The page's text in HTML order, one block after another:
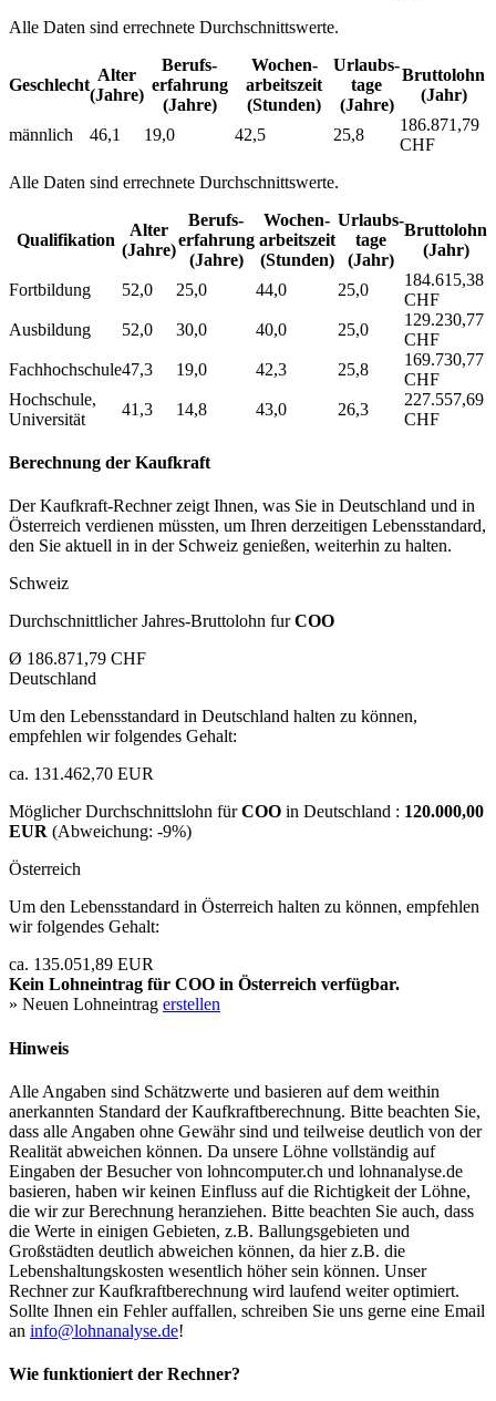
Alle Daten sind errechnete Durchschnittswerte.
Geschlecht
Alter
(Jahre)
Berufs­
erfahrung
(Jahre)
Wochen­
arbeitszeit
(Stunden)
Urlaubs­
tage
(Jahre)
Bruttolohn
(Jahr)
männlich 46,1 19,0 42,5 25,8
186.871,79
CHF
Alle Daten sind errechnete Durchschnittswerte.
Qualifikation
Alter
(Jahre)
Berufs­
erfahrung
(Jahre)
Wochen­
arbeitszeit
(Stunden)
Urlaubs­
tage
(Jahr)
Bruttolohn
(Jahr)
Fortbildung 52,0 25,0 44,0 25,0
184.615,38
CHF
Ausbildung
52,0 30,0 40,0 25,0
129.230,77
CHF
Fachhochschule47,3 19,0 42,3 25,8
169.730,77
CHF
Hochschule,
Universität
41,3 14,8 43,0 26,3
227.557,69
CHF
Berechnung der Kaufkraft
Der Kaufkraft-Rechner zeigt Ihnen, was Sie in Deutschland und in
Österreich verdienen müssten, um Ihren derzeitigen Lebensstandard,
den Sie aktuell in in der Schweiz genießen, weiterhin zu halten.
Schweiz
Durchschnittlicher Jahres-Bruttolohn furCOO
Ø 186.871,79 CHF
Deutschland
Um den Lebensstandard in Deutschland halten zu können,
empfehlen wir folgendes Gehalt:
ca. 131.462,70 EUR
Möglicher Durchschnittslohn fürCOO in Deutschland : 120.000,00
EUR (Abweichung: -9%)
Österreich
Um den Lebensstandard in Österreich halten zu können, empfehlen
wir folgendes Gehalt:
ca. 135.051,89 EUR
Kein Lohneintrag für COO in Österreich verfügbar.
» Neuen Lohneintrag erstellen
Hinweis
Alle Angaben sind Schätzwerte und basieren auf dem weithin
anerkannten Standard der Kaufkraftberechnung. Bitte beachten Sie,
dass alle Angaben ohne Gewähr sind und teilweise deutlich von der
Realität abweichen können. Da unsere Löhne vollständig auf
Eingaben der Besucher von lohncomputer.ch und lohnanalyse.de
basieren, haben wir keinen Einfluss auf die Richtigkeit der Löhne,
die wir zur Berechnung heranziehen. Bitte beachten Sie auch, dass
die Werte in einigen Gebieten, z.B. Ballungsgebieten und
Großstädten deutlich abweichen können, da hier z.B. die
Lebenshaltungskosten wesentlich höher sein können. Unser
Rechner zur Kaufkraftberechnung wird laufend weiter optimiert.
Sollte Ihnen ein Fehler auffallen, schreiben Sie uns gerne eine Email
an info@lohnanalyse.de!
Wie funktioniert der Rechner?